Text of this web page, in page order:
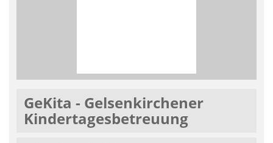
GeKita - Gelsenkirchener
Kindertagesbetreuung